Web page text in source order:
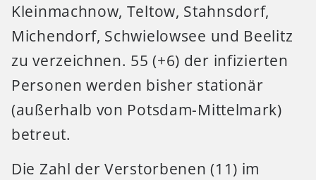
Kleinmachnow, Teltow, Stahnsdorf,
Michendorf, Schwielowsee und Beelitz
zu verzeichnen. 55 (+6) der infizierten
Personen werden bisher stationär
(außerhalb von Potsdam-Mittelmark)
betreut.
Die Zahl der Verstorbenen (11) im